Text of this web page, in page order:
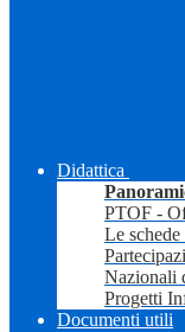
Didattica
PTOF -
Le
Nazionali
Progetti
Documenti utili